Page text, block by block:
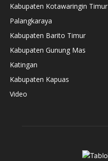
Kabupaten Kotawaringin Timur
Palangkaraya
Kabupaten Barito Timur
Kabupaten Gunung Mas
Katingan
Kabupaten Kapuas
Video